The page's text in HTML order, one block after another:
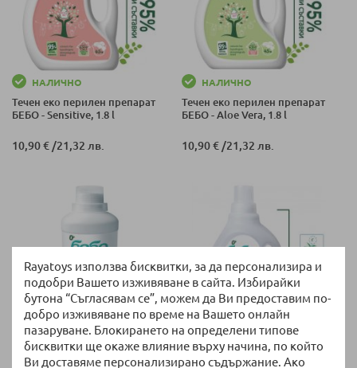
Rayatoys използва бисквитки, за да персонализира и
подобри Вашето изживяване в сайта. Избирайки
бутона “Съгласявам се”, можем да Ви предоставим по-
добро изживяване по време на Вашето онлайн
пазаруване. Блокирането на определени типове
бисквитки ще окаже влияние върху начина, по който
Ви доставяме персонализирано съдържание. Ако
НАЛИЧНО
Течен еко перилен препарат
БЕБО - Sensitive, 1.8 l
10,90 € /21,32 лв.
НАЛИЧНО
Течен еко перилен препарат
БЕБО - Aloe Vera, 1.8 l
10,90 € /21,32 лв.
НАЛИЧНО
Омекотител за бебешки дрехи
НАЛИЧНО
Течен перилен препарат за